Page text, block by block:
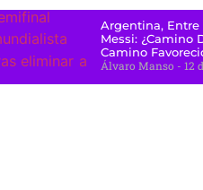
Argentina, Entre
Messi: ¿camino
Camino
Álvaro Manso
12